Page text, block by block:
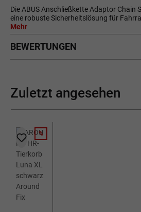
Die ABUS Anschließkette Adaptor Chain
eine robuste Sicherheitslösung für
Mehr
BEWERTUNGEN
Zuletzt angesehen
RABATT
%